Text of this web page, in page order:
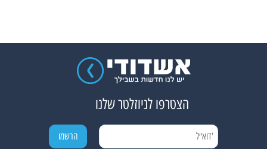
הצטרפו לניוזלטר שלנו